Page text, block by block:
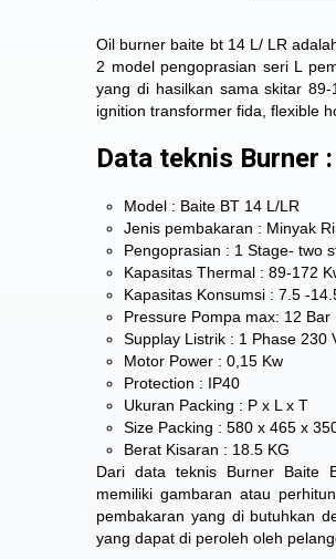
Oil burner baite bt 14 L/ LR
2 model pengoprasian seri L
yang di hasilkan sama skitar
ignition transformer fida, flexible
Data teknis Burner :
Model : Baite BT 14 L/LR
Jenis pembakaran : Minyak
Pengoprasian : 1 Stage- two
Kapasitas Thermal : 89-172
Kapasitas Konsumsi : 7.5 -
Pressure Pompa max: 12 Bar
Supplay Listrik : 1 Phase 230
Motor Power : 0,15 Kw
Protection : IP40
Ukuran Packing : P x L x T
Size Packing : 580 x 465 x
Berat Kisaran : 18.5 KG
Dari data teknis Burner Baite
memiliki gambaran atau
pembakaran yang di butuhkan
yang dapat di peroleh oleh